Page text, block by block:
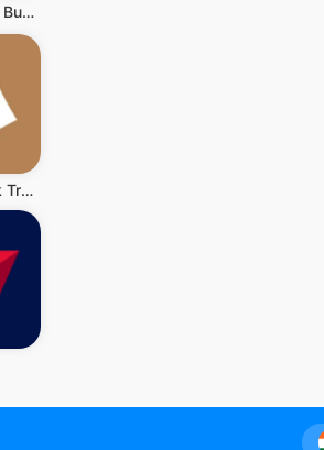
redBus Book Bus, Train Tickets
National Park Trail Guide